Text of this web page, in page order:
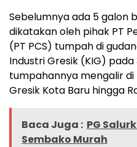
Sebelumnya ada 5 galon
dikatakan oleh pihak PT
(PT PCS) tumpah di
Industri Gresik (KIG)
tumpahannya mengalir
Gresik Kota Baru hingga
Baca Juga : PG
Sembako Murah